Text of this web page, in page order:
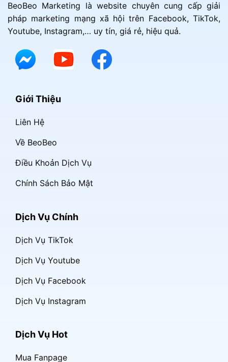
BeoBeo Marketing là website chuyên cung cấp giải
pháp marketing mạng xã hội trên Facebook, TikTok,
Youtube, Instagram,… uy tín, giá rẻ, hiệu quả.
Giới Thiệu
Liên Hệ
Về BeoBeo
Điều Khoản Dịch Vụ
Chính Sách Bảo Mật
Dịch Vụ Chính
Dịch Vụ TikTok
Dịch Vụ Youtube
Dịch Vụ Facebook
Dịch Vụ Instagram
Dịch Vụ Hot
Mua Fanpage